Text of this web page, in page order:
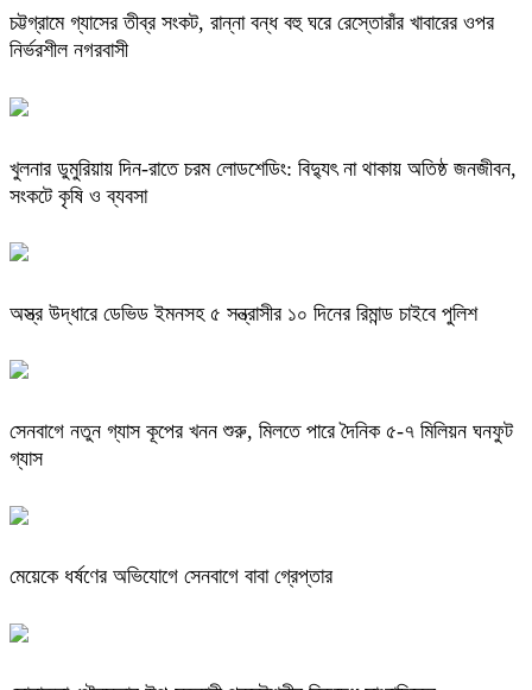
চট্টগ্রামে গ্যাসের তীব্র সংকট, রান্না বন্ধ বহু ঘরে রেস্তোরাঁর খাবারের ওপর
নির্ভরশীল নগরবাসী
খুলনার ডুমুরিয়ায় দিন-রাতে চরম লোডশেডিং: বিদ্যুৎ না থাকায় অতিষ্ঠ জনজীবন,
সংকটে কৃষি ও ব্যবসা
অস্ত্র উদ্ধারে ডেভিড ইমনসহ ৫ সন্ত্রাসীর ১০ দিনের রিমান্ড চাইবে পুলিশ
সেনবাগে নতুন গ্যাস কূপের খনন শুরু, মিলতে পারে দৈনিক ৫-৭ মিলিয়ন ঘনফুট
গ্যাস
মেয়েকে ধর্ষণের অভিযোগে সেনবাগে বাবা গ্রেপ্তার